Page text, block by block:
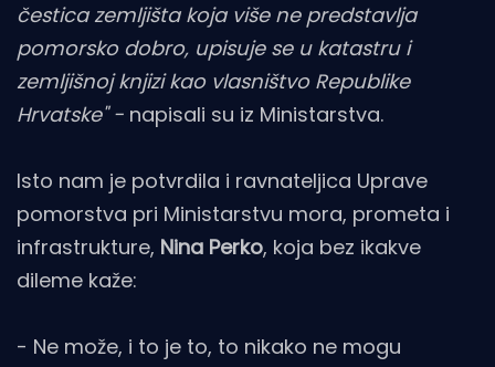
čestica zemljišta koja više ne predstavlja
pomorsko dobro, upisuje se u katastru i
zemljišnoj knjizi kao vlasništvo Republike
Hrvatske" - napisali su iz Ministarstva.
Isto nam je potvrdila i ravnateljica Uprave
pomorstva pri Ministarstvu mora, prometa i
infrastrukture, Nina Perko, koja bez ikakve
dileme kaže:
- Ne može, i to je to, to nikako ne mogu